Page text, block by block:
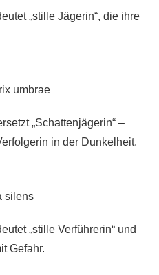
„stille Jägerin“, die ihre
umbrae
„Schattenjägerin“ –
in der Dunkelheit.
silens
„stille Verführerin“ und
Gefahr.